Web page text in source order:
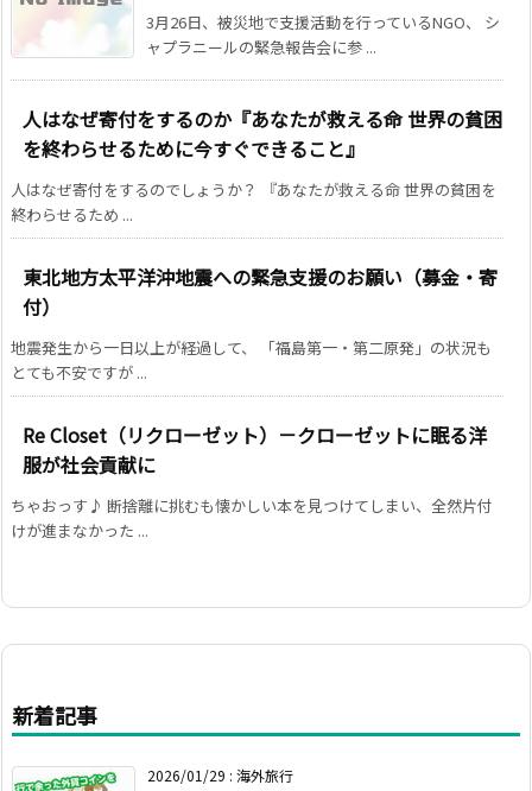
3月26日、被災地で支援活動を行っているNGO、 シ
ャプラニールの緊急報告会に参 ...
人はなぜ寄付をするのか『あなたが救える命 世界の貧困
を終わらせるために今すぐできること』
人はなぜ寄付をするのでしょうか？ 『あなたが救える命 世界の貧困を
終わらせるため ...
東北地方太平洋沖地震への緊急支援のお願い（募金・寄
付）
地震発生から一日以上が経過して、 「福島第一・第二原発」の状況も
とても不安ですが ...
Re Closet（リクローゼット）－クローゼットに眠る洋
服が社会貢献に
ちゃおっす♪ 断捨離に挑むも懐かしい本を見つけてしまい、全然片付
けが進まなかった ...
新着記事
2026/01/29 : 海外旅行